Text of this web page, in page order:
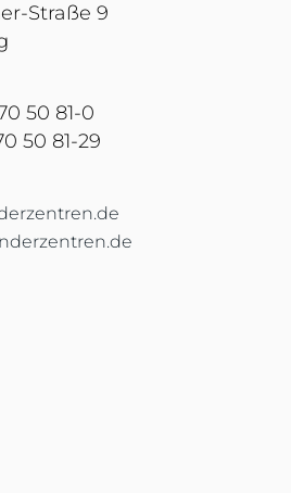
Straße 9
50 81-0
50 81-29